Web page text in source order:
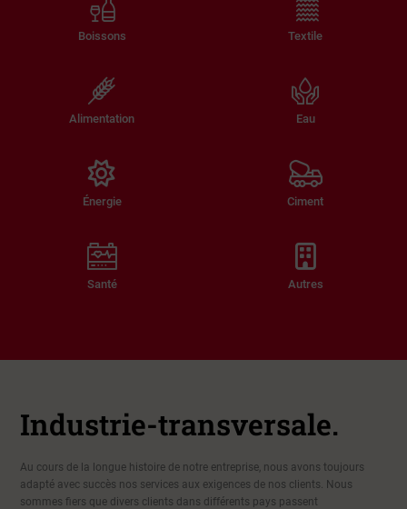
Boissons
Alimentation
Énergie
Santé
Textile
Eau
Ciment
Autres
Industrie-transversale.
Au cours de la longue histoire de notre entreprise, nous avons toujours
adapté avec succès nos services aux exigences de nos clients. Nous
sommes fiers que divers clients dans différents pays passent